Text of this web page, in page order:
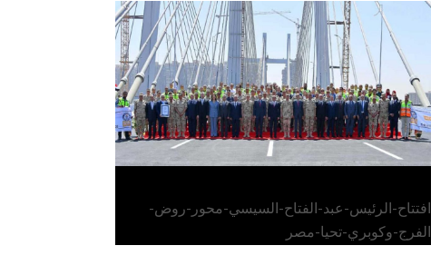
الرئيس عبد الفتاح السيسي يفتتح محور روض
الفرج وكوبري تحيا مصر
افتتاح-الرئيس-عبد-الفتاح-السيسي-محور-روض-
الفرج-وكوبري-تحيا-مصر